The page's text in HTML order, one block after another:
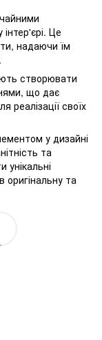
Це
надаючи їм
створювати
що дає
реалізації своїх
у дизайні
та
та